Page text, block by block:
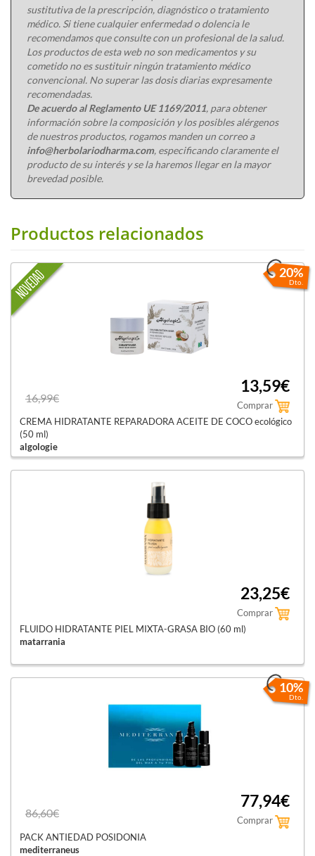
sustitutiva de la prescripción, diagnóstico o tratamiento
médico. Si tiene cualquier enfermedad o dolencia le
recomendamos que consulte con un profesional de la salud.
Los productos de esta web no son medicamentos y su
cometido no es sustituir ningún tratamiento médico
convencional. No superar las dosis diarias expresamente
recomendadas.
De acuerdo al Reglamento UE 1169/2011, para obtener
información sobre la composición y los posibles alérgenos
de nuestros productos, rogamos manden un correo a
info@herbolariodharma.com, especificando claramente el
producto de su interés y se la haremos llegar en la mayor
brevedad posible.
Productos relacionados
20%
Dto.
16,99€
13,59€
Comprar
CREMA HIDRATANTE REPARADORA ACEITE DE COCO ecológico
(50 ml)
algologie
23,25€
Comprar
FLUIDO HIDRATANTE PIEL MIXTA-GRASA BIO (60 ml)
matarrania
10%
Dto.
86,60€
77,94€
Comprar
PACK ANTIEDAD POSIDONIA
mediterraneus